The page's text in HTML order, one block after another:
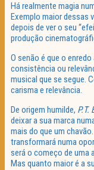
Há realmente magia
Exemplo maior dessas
depois de ver o seu
produção
O senão é que o
consistência ou
musical que se segue.
carisma e relevância.
De origem humilde, P.T.
deixar a sua marca
mais do que um
transformará numa
será o começo de uma
Mas quanto maior é a